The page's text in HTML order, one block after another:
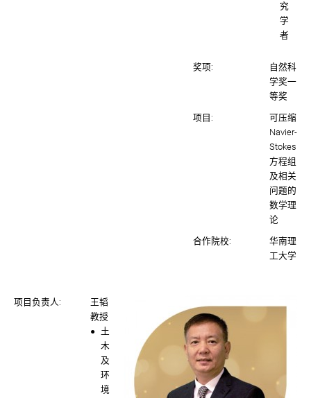
究
学
者
奖项:
自然科
学奖一
等奖
项目:
可压缩
Navier-
Stokes
方程组
及相关
问题的
数学理
论
合作院校:
华南理
工大学
项目负责人:
王韬
教授
土
木
及
环
境